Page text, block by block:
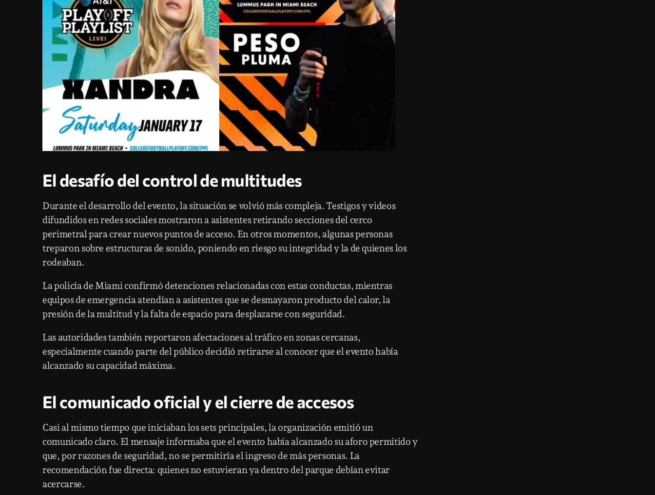
El desafío del control de multitudes
Durante el desarrollo del evento, la situación se volvió más compleja. Testigos y videos
difundidos en redes sociales mostraron a asistentes retirando secciones del cerco
perimetral para crear nuevos puntos de acceso. En otros momentos, algunas personas
treparon sobre estructuras de sonido, poniendo en riesgo su integridad y la de quienes los
rodeaban.
La policía de Miami confirmó detenciones relacionadas con estas conductas, mientras
equipos de emergencia atendían a asistentes que se desmayaron producto del calor, la
presión de la multitud y la falta de espacio para desplazarse con seguridad.
Las autoridades también reportaron afectaciones al tráfico en zonas cercanas,
especialmente cuando parte del público decidió retirarse al conocer que el evento había
alcanzado su capacidad máxima.
El comunicado oficial y el cierre de accesos
Casi al mismo tiempo que iniciaban los sets principales, la organización emitió un
comunicado claro. El mensaje informaba que el evento había alcanzado su aforo permitido y
que, por razones de seguridad, no se permitiría el ingreso de más personas. La
recomendación fue directa: quienes no estuvieran ya dentro del parque debían evitar
acercarse.